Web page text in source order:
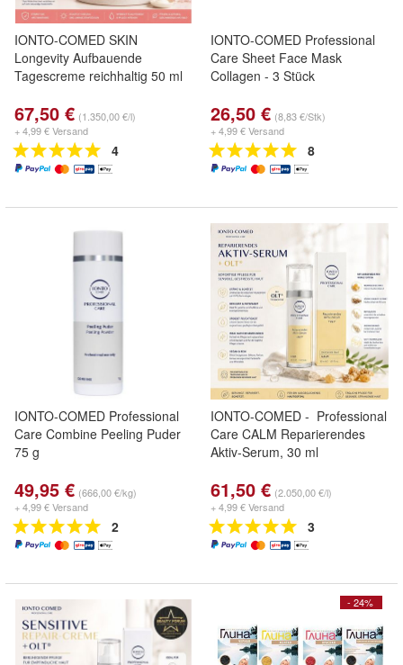
IONTO-COMED SKIN
Longevity Aufbauende
Tagescreme reichhaltig 50 ml
67,50 € (1.350,00 €/l)
+ 4,99 € Versand
4
IONTO-COMED Professional
Care Sheet Face Mask
Collagen - 3 Stück
26,50 € (8,83 €/Stk)
+ 4,99 € Versand
8
IONTO-COMED Professional
Care Combine Peeling Puder
75 g
49,95 € (666,00 €/kg)
+ 4,99 € Versand
2
IONTO-COMED - Professional
Care CALM Reparierendes
Aktiv-Serum, 30 ml
61,50 € (2.050,00 €/l)
+ 4,99 € Versand
3
- 24%